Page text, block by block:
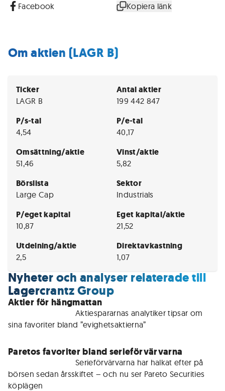
Facebook Kopiera länk
Om aktien (LAGR B)
Ticker
LAGR B
Antal aktier
199 442 847
P/s-tal
4,54
P/e-tal
40,17
Omsättning/aktie
51,46
Vinst/aktie
5,82
Börslista
Large Cap
Sektor
Industrials
P/eget kapital
10,87
Eget kapital/aktie
21,52
Utdelning/aktie
2,5
Direktavkastning
1,07
Nyheter och analyser relaterade till
Lagercrantz Group
Aktier för hängmattan
För medlemmar • Aktiespararnas analytiker tipsar om
sina favoriter bland ”evighetsaktierna”
Paretos favoriter bland serieförvärvarna
För medlemmar • Serieförvärvarna har halkat efter på
börsen sedan årsskiftet – och nu ser Pareto Securities
köplägen